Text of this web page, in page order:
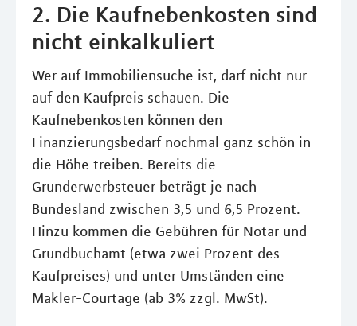
2. Die Kaufnebenkosten sind
nicht einkalkuliert
Wer auf Immobiliensuche ist, darf nicht nur
auf den Kaufpreis schauen. Die
Kaufnebenkosten können den
Finanzierungsbedarf nochmal ganz schön in
die Höhe treiben. Bereits die
Grunderwerbsteuer beträgt je nach
Bundesland zwischen 3,5 und 6,5 Prozent.
Hinzu kommen die Gebühren für Notar und
Grundbuchamt (etwa zwei Prozent des
Kaufpreises) und unter Umständen eine
Makler-Courtage (ab 3% zzgl. MwSt).